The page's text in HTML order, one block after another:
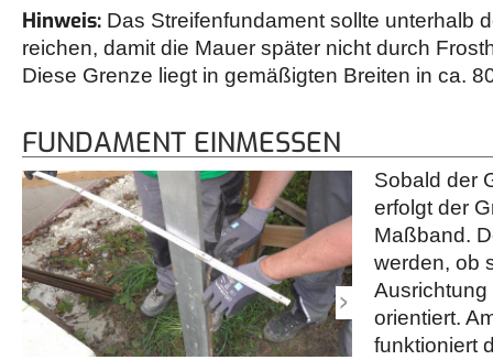
Hinweis: Das Streifenfundament sollte unterhalb
reichen, damit die Mauer später nicht durch
Diese Grenze liegt in gemäßigten Breiten in ca.
FUNDAMENT EINMESSEN
Sobald der
erfolgt der
Maßband.
werden, ob
Ausrichtung
orientiert.
funktioniert